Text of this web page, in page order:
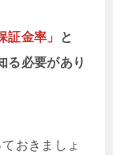
証金率」
と
る必要があり
おきましょ